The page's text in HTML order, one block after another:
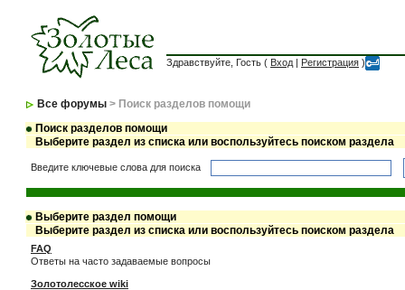
Здравствуйте, Гость ( Вход | Регистрация )
Все форумы > Поиск разделов помощи
Поиск разделов помощи
Выберите раздел из списка или воспользуйтесь поиском раздела
Введите ключевые слова для поиска
Выберите раздел помощи
Выберите раздел из списка или воспользуйтесь поиском раздела
FAQ
Ответы на часто задаваемые вопросы
Золотолесское wiki